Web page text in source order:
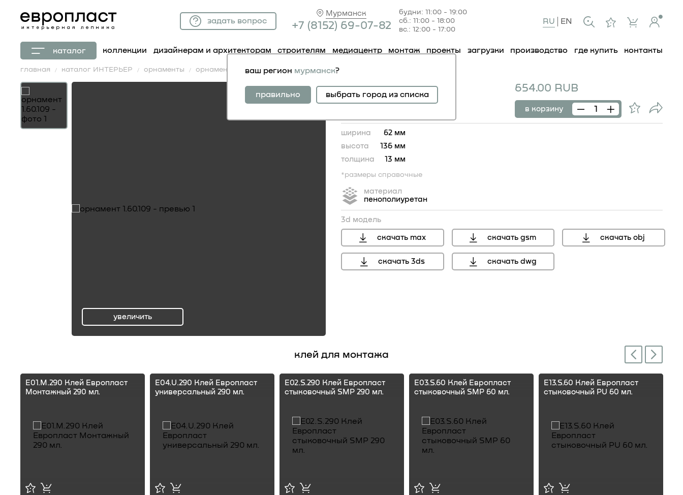
Мурманск
+7 (81 52) 69-07-82
будни: 11:00 - 19:00
сб.: 11:00 - 18:00
вс.: 12:00 - 17:00
задать вопрос RU EN
каталог коллекции дизайнерам и архитекторам строителям медиацентр монтаж проекты загрузки производство где купить контакты
ваш регион мурманск?
правильно выбрать город из списка
главная каталог ИНТЕРЬЕР орнаменты орнамент 1.60.109
увеличить
орнамент 1.60.109 654.00 RUB
в корзину
ширина
62 мм
высота
136 мм
толщина
13 мм
*размеры справочные
материал
пенополиуретан
3d модель
скачать max скачать gsm скачать obj
скачать 3ds скачать dwg
клей для монтажа Previous
E01.M.290 Клей Европласт
Монтажный 290 мл.
E04.U.290 Клей Европласт
универсальный 290 мл.
E02.S.290 Клей Европласт
стыковочный SMP 290 мл.
E03.S.60 Клей Европласт
стыковочный SMP 60 мл.
E13.S.60 Клей Европласт
стыковочный PU 60 мл.
Next